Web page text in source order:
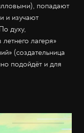
попадают
и изучают
духу,
лагеря»
(создательница
подойдёт и для